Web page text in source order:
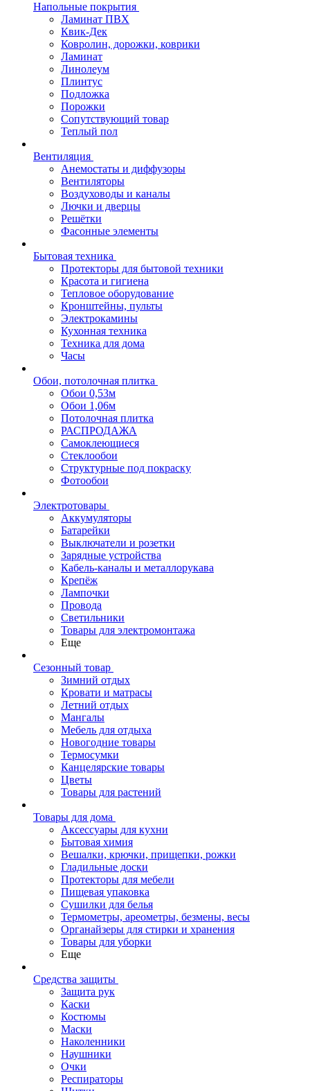
Напольные покрытия
Ламинат ПВХ
Квик-Дек
Ковролин, дорожки, коврики
Ламинат
Линолеум
Плинтус
Подложка
Порожки
Сопутствующий товар
Теплый пол
Вентиляция
Анемостаты и диффузоры
Вентиляторы
Воздуховоды и каналы
Лючки и дверцы
Решётки
Фасонные элементы
Бытовая техника
Протекторы для бытовой техники
Красота и гигиена
Тепловое оборудование
Кронштейны, пульты
Электрокамины
Кухонная техника
Техника для дома
Часы
Обои, потолочная плитка
Обои 0,53м
Обои 1,06м
Потолочная плитка
РАСПРОДАЖА
Самоклеющиеся
Стеклообои
Структурные под покраску
Фотообои
Электротовары
Аккумуляторы
Батарейки
Выключатели и розетки
Зарядные устройства
Кабель-каналы и металлорукава
Крепёж
Лампочки
Провода
Светильники
Товары для электромонтажа
Еще
Сезонный товар
Зимний отдых
Кровати и матрасы
Летний отдых
Мангалы
Мебель для отдыха
Новогодние товары
Термосумки
Канцелярские товары
Цветы
Товары для растений
Товары для дома
Аксессуары для кухни
Бытовая химия
Вешалки, крючки, прищепки, рожки
Гладильные доски
Протекторы для мебели
Пищевая упаковка
Сушилки для белья
Термометры, ареометры, безмены, весы
Органайзеры для стирки и хранения
Товары для уборки
Еще
Средства защиты
Защита рук
Каски
Костюмы
Маски
Наколенники
Наушники
Очки
Респираторы